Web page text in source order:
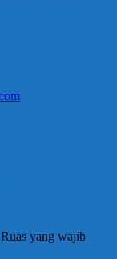
Ruas yang wajib